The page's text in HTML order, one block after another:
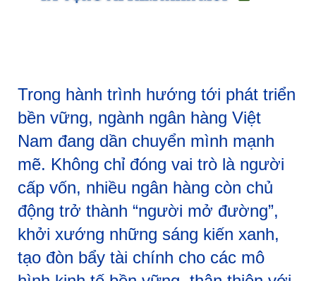
Trong hành trình hướng tới phát triển
bền vững, ngành ngân hàng Việt
Nam đang dần chuyển mình mạnh
mẽ. Không chỉ đóng vai trò là người
cấp vốn, nhiều ngân hàng còn chủ
động trở thành “người mở đường”,
khởi xướng những sáng kiến xanh,
tạo đòn bẩy tài chính cho các mô